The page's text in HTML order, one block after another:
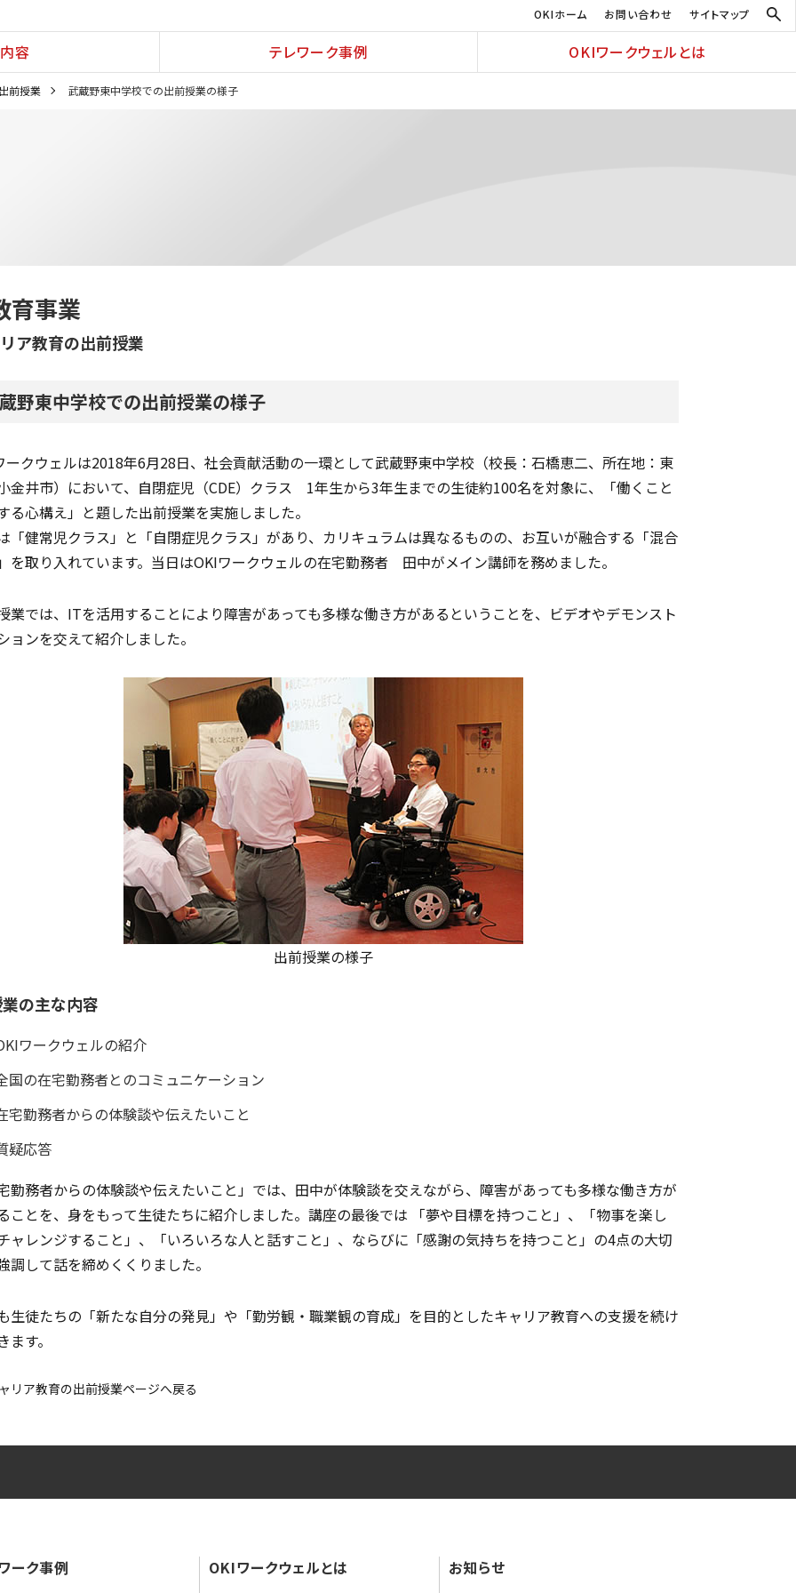
OKIホーム お問い合わせ サイトマップ
容 テレワーク事例 OKIワークウェルとは
前授業 武蔵野東中学校での出前授業の様子
育事業
ア教育の出前授業
野東中学校での出前授業の様子
ークウェルは2018年6月28日、社会貢献活動の一環として武蔵野東中学校（校長：石橋恵二、所在地：東
金井市）において、自閉症児（CDE）クラス 1年生から3年生までの生徒約100名を対象に、「働くこと
る心構え」と題した出前授業を実施しました。
「健常児クラス」と「自閉症児クラス」があり、カリキュラムは異なるものの、お互いが融合する「混合
を取り入れています。当日はOKIワークウェルの在宅勤務者 田中がメイン講師を務めました。
業では、ITを活用することにより障害があっても多様な働き方があるということを、ビデオやデモンスト
ョンを交えて紹介しました。
出前授業の様子
の主な内容
ワークウェルの紹介
国の在宅勤務者とのコミュニケーション
宅勤務者からの体験談や伝えたいこと
疑応答
勤務者からの体験談や伝えたいこと」では、田中が体験談を交えながら、障害があっても多様な働き方が
ことを、身をもって生徒たちに紹介しました。講座の最後では 「夢や目標を持つこと」、「物事を楽し
ャレンジすること」、「いろいろな人と話すこと」、ならびに「感謝の気持ちを持つこと」の4点の大切
調して話を締めくくりました。
生徒たちの「新たな自分の発見」や「勤労観・職業観の育成」を目的としたキャリア教育への支援を続け
ます。
リア教育の出前授業ページへ戻る
ーク事例 OKIワークウェルとは お知らせ